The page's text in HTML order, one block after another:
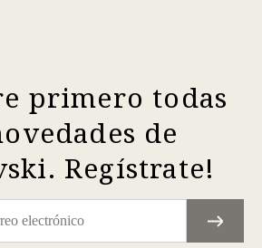
primero todas
de
Regístrate!